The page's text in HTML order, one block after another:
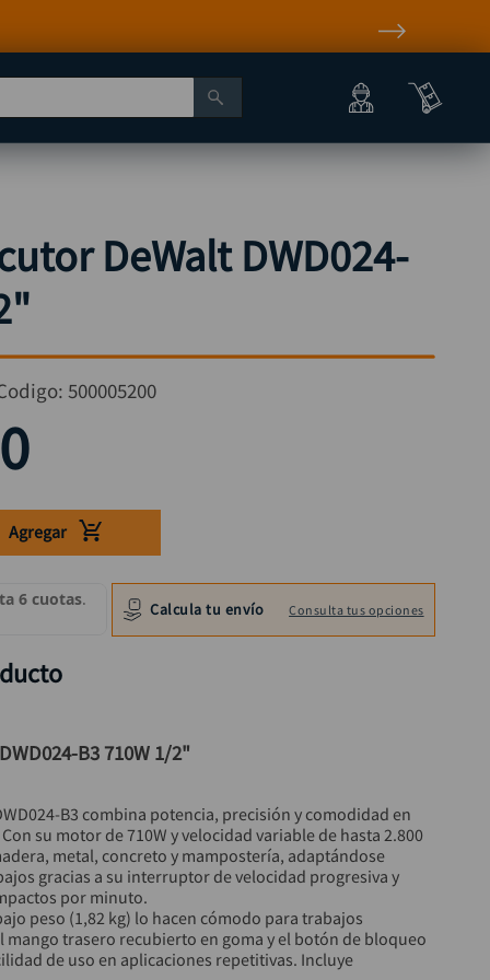
DeWalt DWD024-
500005200
Agregar
Calcula tu envío Consulta tus opciones
B3 710W 1/2"
B3 combina potencia, precisión y comodidad en
su motor de 710W y velocidad variable de hasta 2.800
metal, concreto y mampostería, adaptándose
gracias a su interruptor de velocidad progresiva y
por minuto.
peso (1,82 kg) lo hacen cómodo para trabajos
trasero recubierto en goma y el botón de bloqueo
de uso en aplicaciones repetitivas. Incluye